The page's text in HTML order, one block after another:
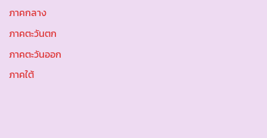
ภาคกลาง
ภาคตะวันตก
ภาคตะวันออก
ภาคใต้